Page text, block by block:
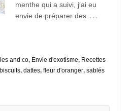
menthe qui a suivi, j’ai eu
envie de préparer des …
and co, Envie d'exotisme, Recettes
biscuits, dattes, fleur d'oranger, sablés